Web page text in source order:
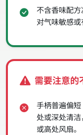
不含香味配
对气味敏感或
需要注意的
手柄普遍偏
处或深处清
或高处风扇。